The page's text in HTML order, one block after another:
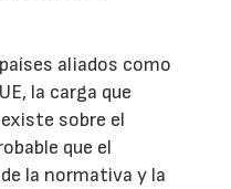
aliados como
la carga que
sobre el
que el
la normativa y la